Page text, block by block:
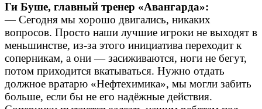
Ги Буше, главный тренер «Авангарда»:
— Сегодня мы хорошо двигались, никаких
вопросов. Просто наши лучшие игроки не выходят в
меньшинстве, из-за этого инициатива переходит к
соперникам, а они — засиживаются, ноги не бегут,
потом приходится вкатываться. Нужно отдать
должное вратарю «Нефтехимика», мы могли забить
больше, если бы не его надёжные действия.